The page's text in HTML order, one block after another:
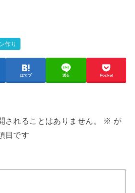
作り
はてブ 送る Pocket
されることはありません。 ※ が
目です